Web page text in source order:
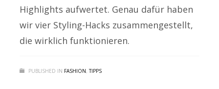
Highlights aufwertet. Genau dafür haben
wir vier Styling-Hacks zusammengestellt,
die wirklich funktionieren.
PUBLISHED IN FASHION,TIPPS